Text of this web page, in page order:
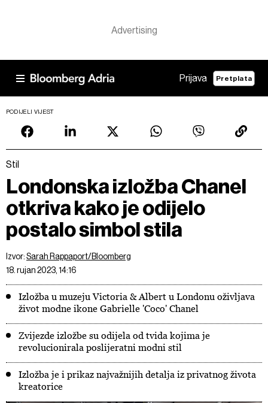
Prijava Pretplata
PODIJELI VIJEST
Stil
Londonska izložba Chanel
otkriva kako je odijelo
postalo simbol stila
Izvor:Sarah Rappaport/Bloomberg
18. rujan 2023, 14:16
Izložba u muzeju Victoria & Albert u Londonu oživljava
život modne ikone Gabrielle 'Coco' Chanel
Zvijezde izložbe su odijela od tvida kojima je
revolucionirala poslijeratni modni stil
Izložba je i prikaz najvažnijih detalja iz privatnog života
kreatorice